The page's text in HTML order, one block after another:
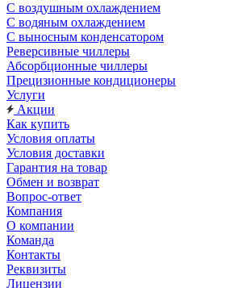
С воздушным охлаждением
С водяным охлаждением
С выносным конденсатором
Реверсивные чиллеры
Абсорбционные чиллеры
Прецизионные кондиционеры
Услуги
Акции
Как купить
Условия оплаты
Условия доставки
Гарантия на товар
Обмен и возврат
Вопрос-ответ
Компания
О компании
Команда
Контакты
Реквизиты
Лицензии